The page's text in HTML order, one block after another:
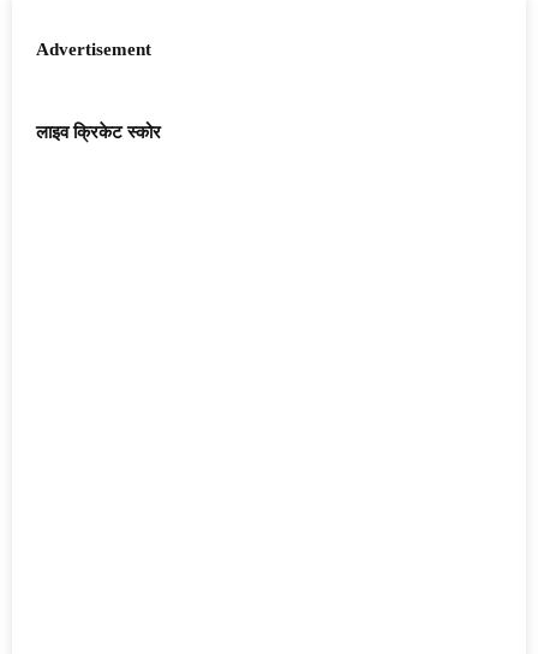
Advertisement
लाइव क्रिकेट स्कोर